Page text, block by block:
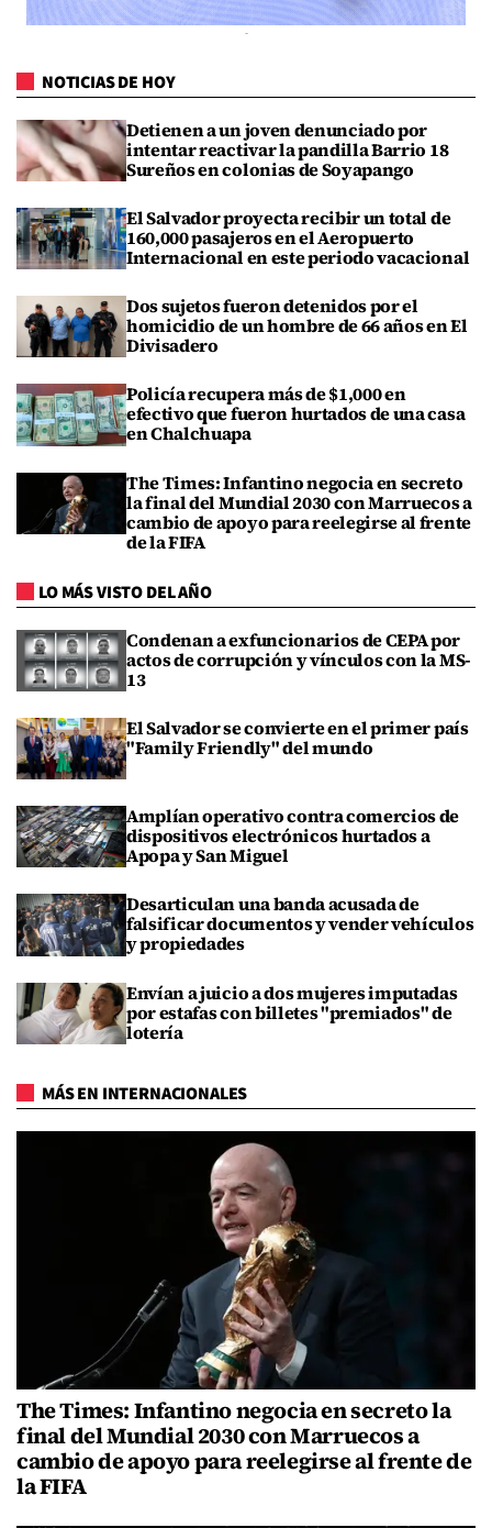
NOTICIAS DE HOY
Detienen a un joven denunciado por
intentar reactivar la pandilla Barrio 18
Sureños en colonias de Soyapango
El Salvador proyecta recibir un total de
160,000 pasajeros en el Aeropuerto
Internacional en este periodo vacacional
Dos sujetos fueron detenidos por el
homicidio de un hombre de 66 años en El
Divisadero
Policía recupera más de $1,000 en
efectivo que fueron hurtados de una casa
en Chalchuapa
The Times: Infantino negocia en secreto
la final del Mundial 2030 con Marruecos a
cambio de apoyo para reelegirse al frente
de la FIFA
LO MÁS VISTO DEL AÑO
Condenan a exfuncionarios de CEPA por
actos de corrupción y vínculos con la MS-
13
El Salvador se convierte en el primer país
"Family Friendly" del mundo
Amplían operativo contra comercios de
dispositivos electrónicos hurtados a
Apopa y San Miguel
Desarticulan una banda acusada de
falsificar documentos y vender vehículos
y propiedades
Envían a juicio a dos mujeres imputadas
por estafas con billetes "premiados" de
lotería
MÁS EN INTERNACIONALES
The Times: Infantino negocia en secreto la
final del Mundial 2030 con Marruecos a
cambio de apoyo para reelegirse al frente de
la FIFA